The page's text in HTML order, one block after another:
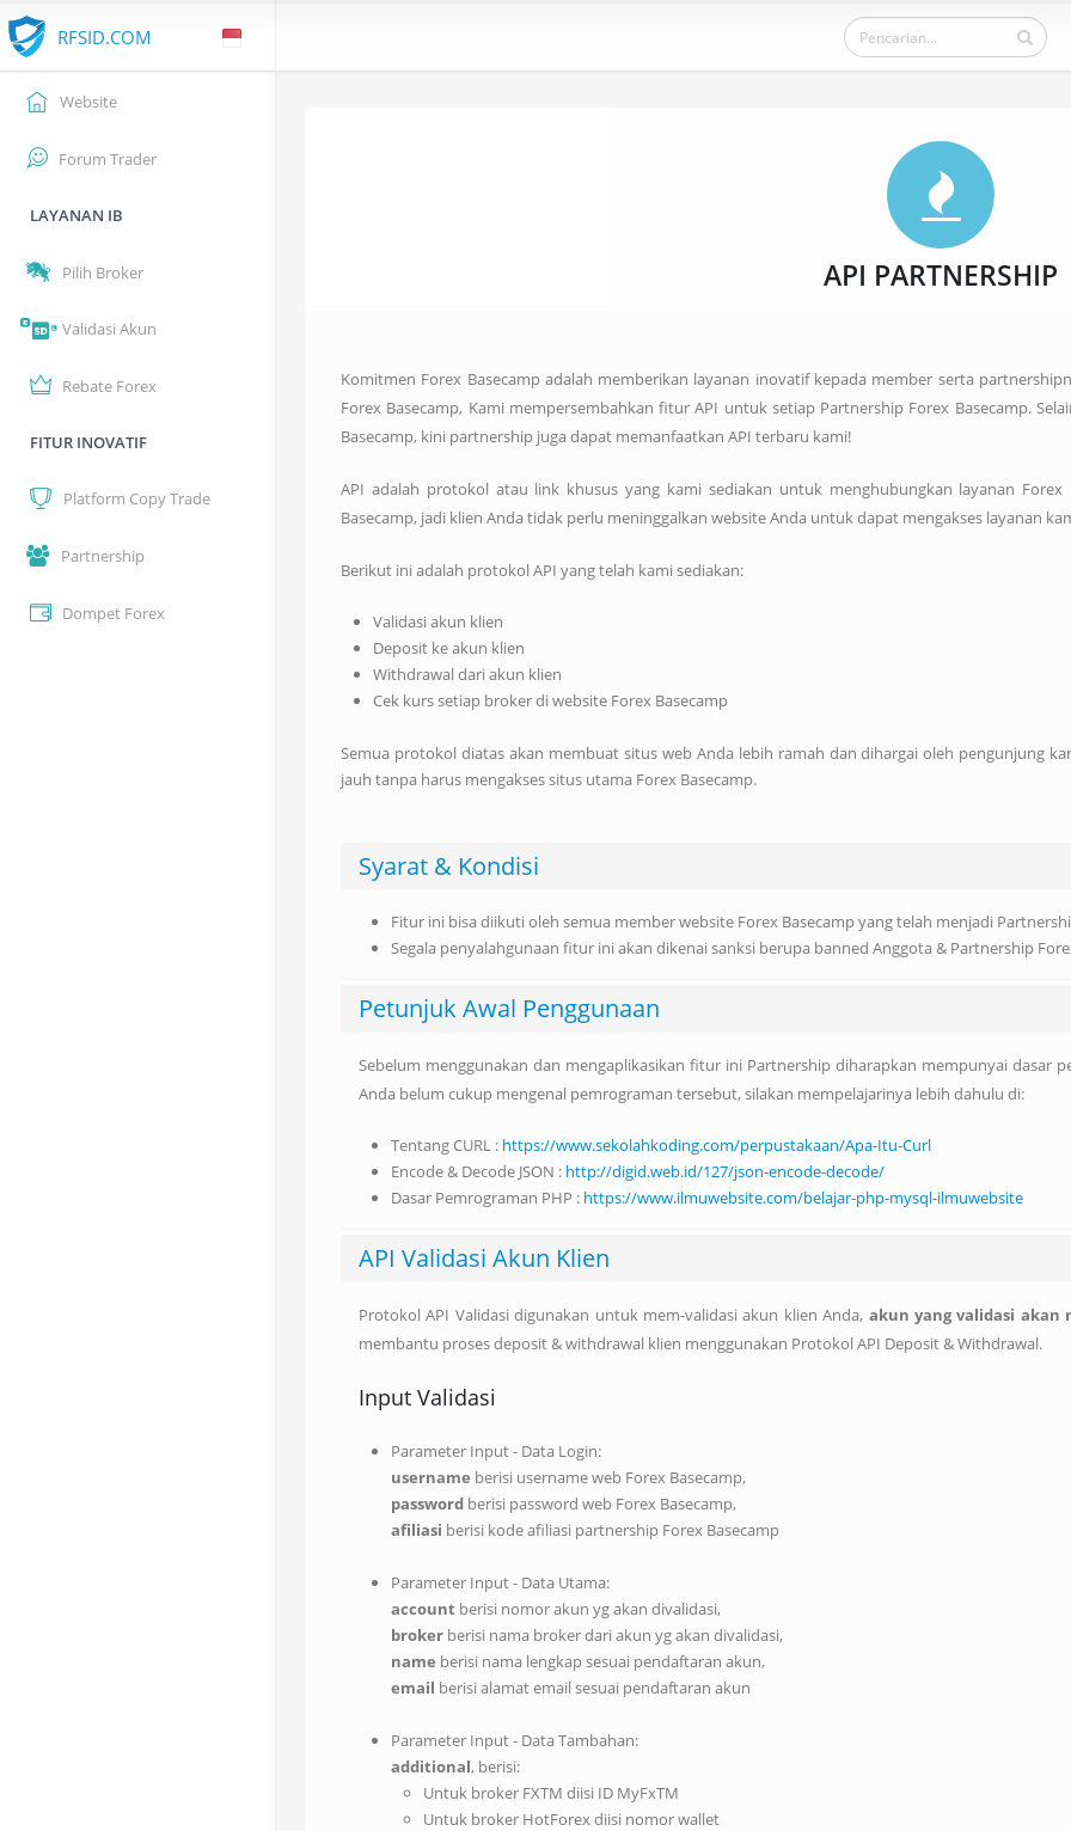
RFSID.COM
Website
Forum Trader
LAYANAN IB
Pilih Broker
Validasi Akun
Rebate Forex
FITUR INOVATIF
Platform Copy Trade
Partnership
Dompet Forex
API PARTNERSHIP
Komitmen Forex Basecamp adalah memberikan layanan inovatif kepada member serta
Forex Basecamp, Kami mempersembahkan fitur API untuk setiap Partnership Forex Basecamp.
Basecamp, kini partnership juga dapat memanfaatkan API terbaru kami!
API adalah protokol atau link khusus yang kami sediakan untuk menghubungkan layanan
Basecamp, jadi klien Anda tidak perlu meninggalkan website Anda untuk dapat mengakses layanan
Berikut ini adalah protokol API yang telah kami sediakan:
Validasi akun klien
Deposit ke akun klien
Withdrawal dari akun klien
Cek kurs setiap broker di website Forex Basecamp
Semua protokol diatas akan membuat situs web Anda lebih ramah dan dihargai oleh pengunjung
jauh tanpa harus mengakses situs utama Forex Basecamp.
Syarat & Kondisi
Fitur ini bisa diikuti oleh semua member website Forex Basecamp yang telah menjadi
Segala penyalahgunaan fitur ini akan dikenai sanksi berupa banned Anggota & Partnership
Petunjuk Awal Penggunaan
Sebelum menggunakan dan mengaplikasikan fitur ini Partnership diharapkan mempunyai dasar
Anda belum cukup mengenal pemrograman tersebut, silakan mempelajarinya lebih dahulu di:
Tentang CURL : https://www.sekolahkoding.com/perpustakaan/Apa-Itu-Curl
Encode & Decode JSON : http://digid.web.id/127/json-encode-decode/
Dasar Pemrograman PHP : https://www.ilmuwebsite.com/belajar-php-mysql-ilmuwebsite
API Validasi Akun Klien
Protokol API Validasi digunakan untuk mem-validasi akun klien Anda, akun yang validasi akan
membantu proses deposit & withdrawal klien menggunakan Protokol API Deposit & Withdrawal.
Input Validasi
Parameter Input - Data Login:
username berisi username web Forex Basecamp,
password berisi password web Forex Basecamp,
afiliasi berisi kode afiliasi partnership Forex Basecamp
Parameter Input - Data Utama:
account berisi nomor akun yg akan divalidasi,
broker berisi nama broker dari akun yg akan divalidasi,
name berisi nama lengkap sesuai pendaftaran akun,
email berisi alamat email sesuai pendaftaran akun
Parameter Input - Data Tambahan:
additional, berisi:
Untuk broker FXTM diisi ID MyFxTM
Untuk broker HotForex diisi nomor wallet